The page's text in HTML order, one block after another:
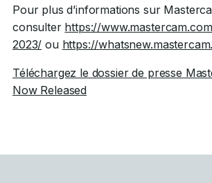
Pour plus d’informations sur
consulter https://
2023/ ou https://
Téléchargez le dossier de presse
Now Released